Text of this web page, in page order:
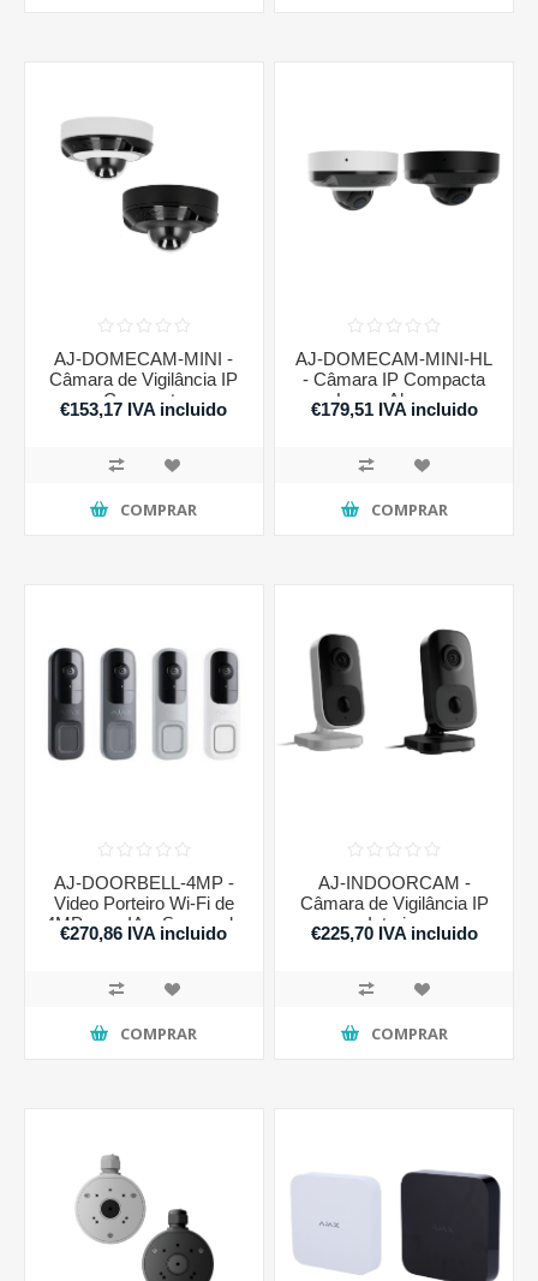
AJ-DOMECAM-MINI -
Câmara de Vigilância IP
Compacta
€153,17 IVA incluido
COMPRAR
AJ-DOMECAM-MINI-HL
- Câmara IP Compacta
Longo Alcance
€179,51 IVA incluido
COMPRAR
AJ-DOORBELL-4MP -
Video Porteiro Wi-Fi de
4MP com IA e Sensor de
Movimento
€270,86 IVA incluido
COMPRAR
AJ-INDOORCAM -
Câmara de Vigilância IP
Interior
€225,70 IVA incluido
COMPRAR